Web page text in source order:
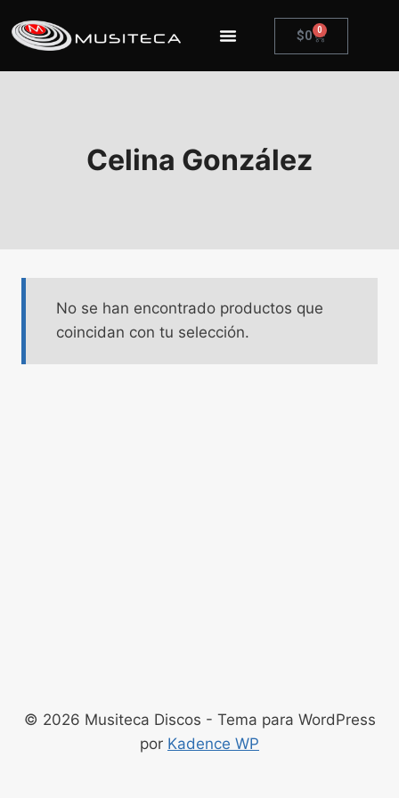
$0 0
Celina González
No se han encontrado productos que
coincidan con tu selección.
© 2026 Musiteca Discos - Tema para WordPress
por Kadence WP